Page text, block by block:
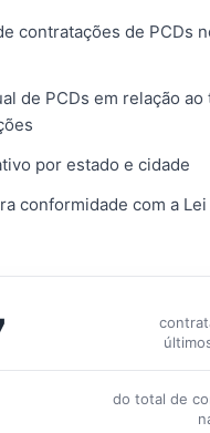
contratações de PCDs
de PCDs em relação ao
por estado e cidade
conformidade com a
do total de